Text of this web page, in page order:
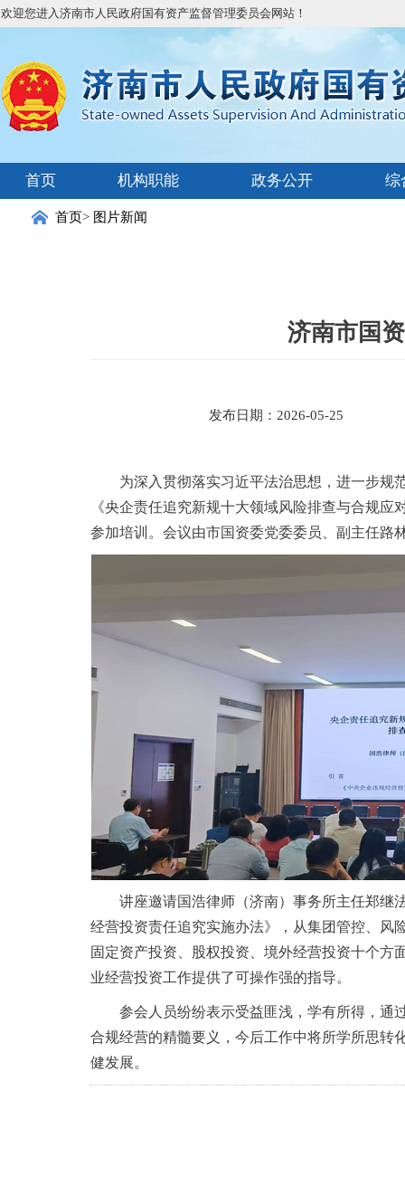
欢迎您进入济南市人民政府国有资产监督管理委员会网站！
首页 机构职能 政务公开 综
首页> 图片新闻
济南市国
发布日期：2026-05-25
为深入贯彻落实习近平法治思想，进一步规
《央企责任追究新规十大领域风险排查与合规
参加培训。会议由市国资委党委委员、副主任路
讲座邀请国浩律师（济南）事务所主任郑继
经营投资责任追究实施办法》，从集团管控、风
固定资产投资、股权投资、境外经营投资十个方
业经营投资工作提供了可操作强的指导。
参会人员纷纷表示受益匪浅，学有所得，通
合规经营的精髓要义，今后工作中将所学所思转
健发展。